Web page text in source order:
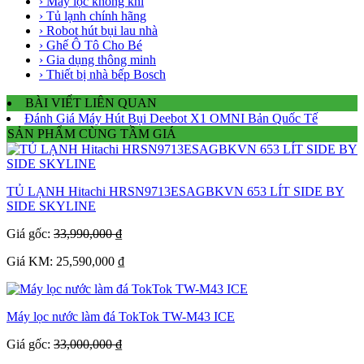
› Tủ lạnh chính hãng
› Robot hút bụi lau nhà
› Ghế Ô Tô Cho Bé
› Gia dụng thông minh
› Thiết bị nhà bếp Bosch
BÀI VIẾT LIÊN QUAN
Đánh Giá Máy Hút Bụi Deebot X1 OMNI Bản Quốc Tế
SẢN PHẨM CÙNG TẦM GIÁ
TỦ LẠNH Hitachi HRSN9713ESAGBKVN 653 LÍT SIDE BY
SIDE SKYLINE
Giá gốc: 33,990,000 ₫
Giá KM: 25,590,000 ₫
Máy lọc nước làm đá TokTok TW-M43 ICE
Giá gốc: 33,000,000 ₫